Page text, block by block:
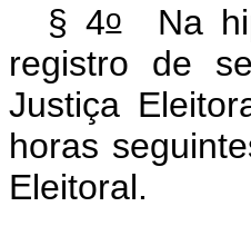
§ 4oNa
registro de
Justiça
horas
Eleitoral.